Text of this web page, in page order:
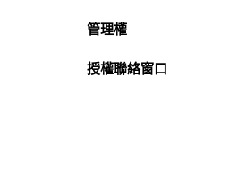
管理權
授權聯絡窗口